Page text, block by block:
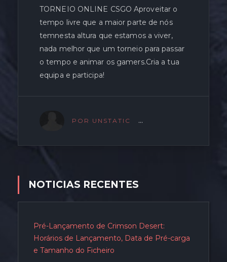
TORNEIO ONLINE CSGO Aproveitar o
tempo livre que a maior parte de nós
temnesta altura que estamos a viver,
nada melhor que um torneio para passar
o tempo e animar os gamers.Cria a tua
equipa e participa!
POR UNSTATIC
NOTICIAS RECENTES
Pré-Lançamento de Crimson Desert:
Horários de Lançamento, Data de Pré-carga
e Tamanho do Ficheiro